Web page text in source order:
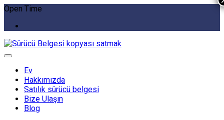
Open Time
Ev
Hakkımızda
Satılık sürücü belgesi
Bize Ulaşın
Blog